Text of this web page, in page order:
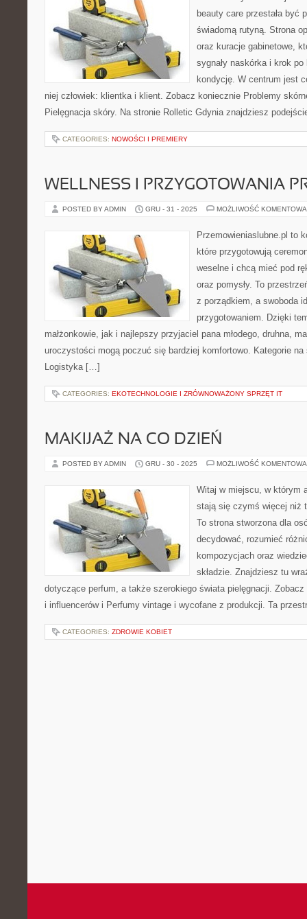
beauty care przestała być
świadomą rutyną. Strona
oraz kuracje gabinetowe,
sygnały naskórka i krok
kondycję. W centrum jest
niej człowiek: klientka i klient. Zobacz koniecznie Problemy
Pielęgnacja skóry. Na stronie Rolletic Gdynia znajdziesz
CATEGORIES: NOWOŚCI I PREMIERY
WELLNESS I PRZYGOTOWANIA
POSTED BY ADMIN GRU - 31 - 2025 MOŻLIWOŚĆ
Przemowieniaslubne.pl to
które przygotowują
weselne i chcą mieć pod
oraz pomysły. To
z porządkiem, a swoboda
przygotowaniem. Dzięki
małżonkowie, jak i najlepszy przyjaciel pana młodego, druhna,
uroczystości mogą poczuć się bardziej komfortowo. Kategorie
Logistyka […]
CATEGORIES: EKOTECHNOLOGIE I ZRÓWNOWAŻONY SPRZĘT IT
MAKIJAŻ NA CO DZIEŃ
POSTED BY ADMIN GRU - 30 - 2025 MOŻLIWOŚĆ
Witaj w miejscu, w którym
stają się czymś więcej niż
To strona stworzona dla
decydować, rozumieć
kompozycjach oraz
składzie. Znajdziesz tu
dotyczące perfum, a także szerokiego świata pielęgnacji.
i influencerów i Perfumy vintage i wycofane z produkcji. Ta
CATEGORIES: ZDROWIE KOBIET